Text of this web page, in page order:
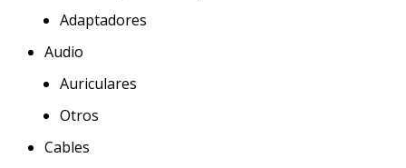
Adaptadores
Audio
Auriculares
Otros
Cables